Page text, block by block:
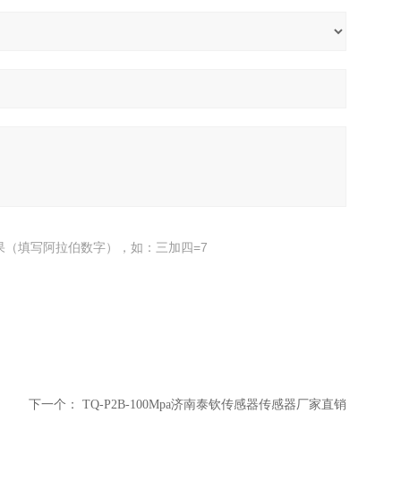
（填写阿拉伯数字），如：三加四=7
下一个： TQ-P2B-100Mpa济南泰钦传感器传感器厂家直销